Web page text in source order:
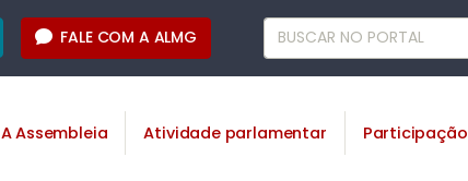
FALE COM A ALMG
A Assembleia Atividade parlamentar Participação